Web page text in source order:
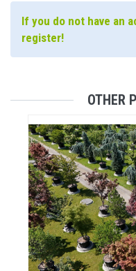
If you do not have an
register!
OTHER